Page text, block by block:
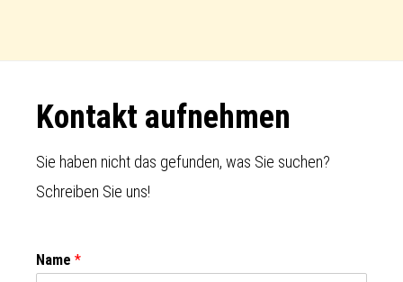
Footer
Kontakt aufnehmen
Sie haben nicht das gefunden, was Sie suchen?
Schreiben Sie uns!
Name *